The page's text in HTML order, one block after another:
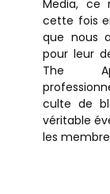
Media, ce
cette fois
que nous
pour leur
The
culte de
véritable
les membres